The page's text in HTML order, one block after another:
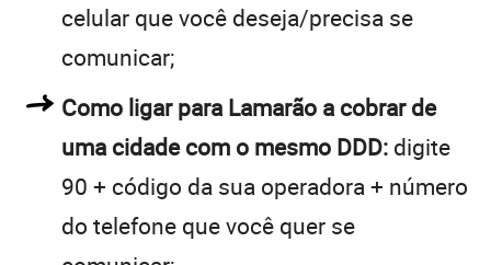
celular que você deseja/precisa se
comunicar;
Como ligar para Lamarão a cobrar de
uma cidade com o mesmo DDD: digite
90 + código da sua operadora + número
do telefone que você quer se